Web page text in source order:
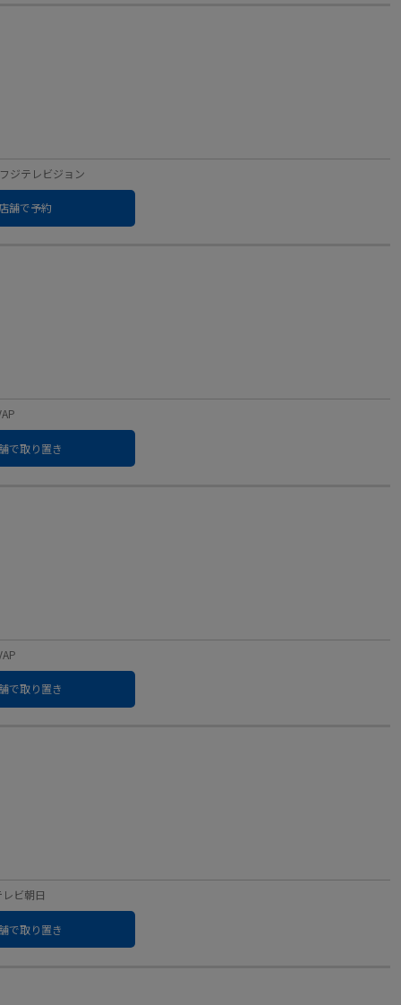
ジテレビジョン
店舗で予約
で取り置き
で取り置き
ビ朝日
で取り置き